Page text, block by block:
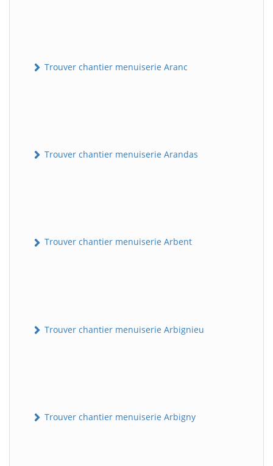
Trouver chantier menuiserie Aranc
Trouver chantier menuiserie Arandas
Trouver chantier menuiserie Arbent
Trouver chantier menuiserie Arbignieu
Trouver chantier menuiserie Arbigny